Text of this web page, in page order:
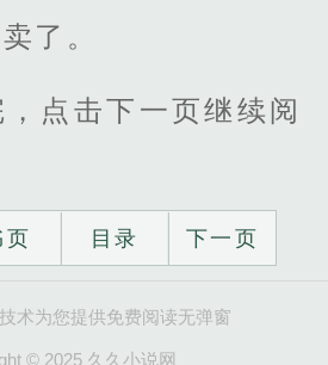
了。
点击下一页继续阅
页 目录 下一页
术为您提供免费阅读无弹窗
© 2025 久久小说网